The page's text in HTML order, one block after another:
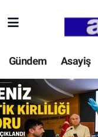
Gündem Asayiş